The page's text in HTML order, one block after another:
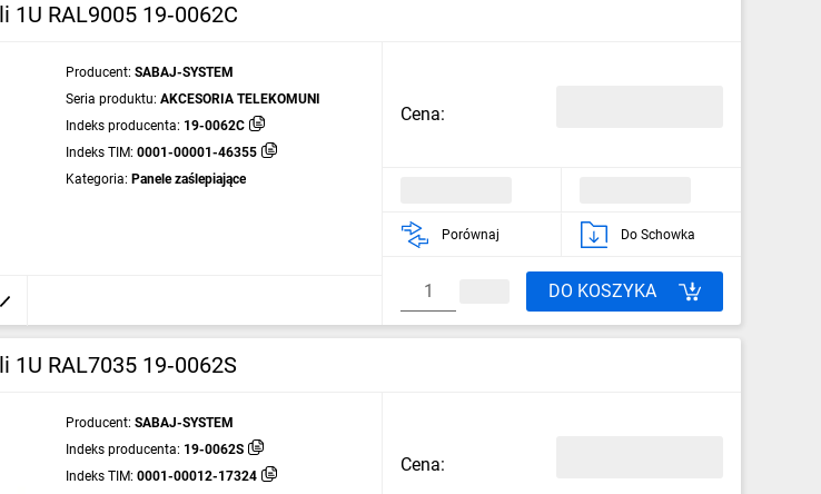
RAL9005 19‑0062C
Producent: SABAJ-SYSTEM
Seria produktu: AKCESORIA TELEKOMUNI
Indeks producenta: 19-0062C
Indeks TIM: 0001-00001-46355
Kategoria: Panele zaślepiające
Cena:
Porównaj Do Schowka
DO KOSZYKA
RAL7035 19‑0062S
Producent: SABAJ-SYSTEM
Indeks producenta: 19-0062S
Indeks TIM: 0001-00012-17324
Cena: